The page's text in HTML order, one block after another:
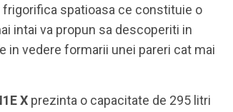
spatioasa ce constituie o
intai va propun sa descoperiti in
vedere formarii unei pareri cat mai
X prezinta o capacitate de 295 litri